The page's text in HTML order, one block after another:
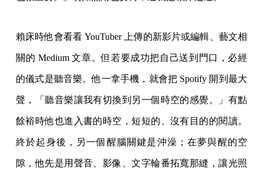
賴床時他會看看 YouTuber 上傳的新影片或編輯、藝文相
關的 Medium 文章。但若要成功把自己送到門口，必經
的儀式是聽音樂。他一拿手機，就會把 Spotify 開到最大
聲，「聽音樂讓我有切換到另一個時空的感覺。」有點
餘裕時他也進入書的時空，短短的、沒有目的的閱讀。
終於起身後，另一個醒腦關鍵是沖澡；在夢與醒的空
隙，他先是用聲音、影像、文字輪番拓寬那縫，讓光照